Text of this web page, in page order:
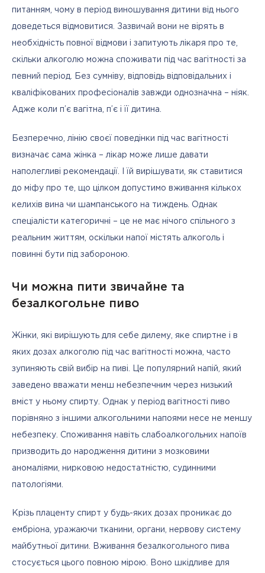
питанням, чому в період виношування дитини від нього
доведеться відмовитися. Зазвичай вони не вірять в
необхідність повної відмови і запитують лікаря про те,
скільки алкоголю можна споживати під час вагітності за
певний період. Без сумніву, відповідь відповідальних і
кваліфікованих професіоналів завжди однозначна – ніяк.
Адже коли п’є вагітна, п’є і її дитина.
Безперечно, лінію своєї поведінки під час вагітності
визначає сама жінка – лікар може лише давати
наполегливі рекомендації. І їй вирішувати, як ставитися
до міфу про те, що цілком допустимо вживання кількох
келихів вина чи шампанського на тиждень. Однак
спеціалісти категоричні – це не має нічого спільного з
реальним життям, оскільки напої містять алкоголь і
повинні бути під забороною.
Чи можна пити звичайне та
безалкогольне пиво
Жінки, які вирішують для себе дилему, яке спиртне і в
яких дозах алкоголю під час вагітності можна, часто
зупиняють свій вибір на пиві. Це популярний напій, який
заведено вважати менш небезпечним через низький
вміст у ньому спирту. Однак у період вагітності пиво
порівняно з іншими алкогольними напоями несе не меншу
небезпеку. Споживання навіть слабоалкогольних напоїв
призводить до народження дитини з мозковими
аномаліями, нирковою недостатністю, судинними
патологіями.
Крізь плаценту спирт у будь-яких дозах проникає до
ембріона, уражаючи тканини, органи, нервову систему
майбутньої дитини. Вживання безалкогольного пива
стосується цього повною мірою. Воно шкідливе для